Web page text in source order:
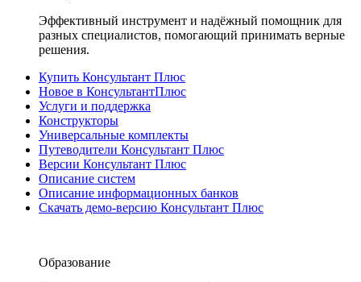
Эффективный инструмент и надёжный помощник для
разных специалистов, помогающий принимать верные
решения.
Купить Консультант Плюс
Новое в КонсультантПлюс
Услуги и поддержка
Конструкторы
Универсальные комплекты
Путеводители Консультант Плюс
Версии Консультант Плюс
Описание систем
Описание информационных банков
Скачать демо-версию Консультант Плюс
Образование